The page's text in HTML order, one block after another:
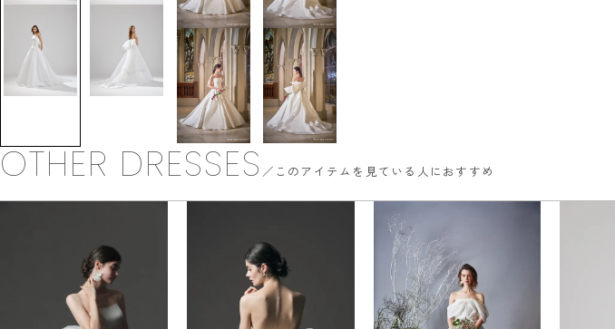
OTHER DRESSES このアイテムを見ている人におすすめ